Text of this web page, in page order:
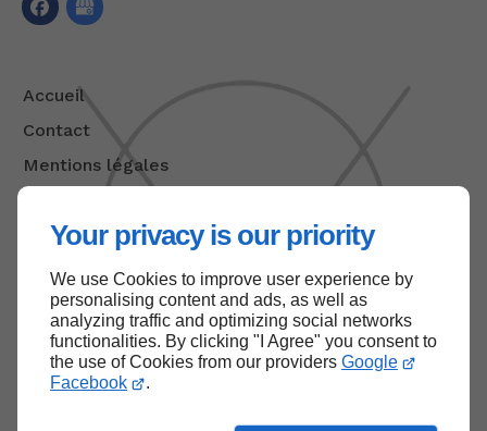
Your privacy is our priority
We use Cookies to improve user experience by
personalising content and ads, as well as
analyzing traffic and optimizing social networks
functionalities. By clicking "I Agree" you consent to
the use of Cookies from our providers Google
Facebook
.
Accueil
Contact
Mentions légales
Haut de page